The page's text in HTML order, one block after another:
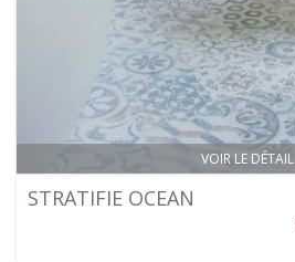
VOIR LE DÉTAIL
STRATIFIE OCEAN